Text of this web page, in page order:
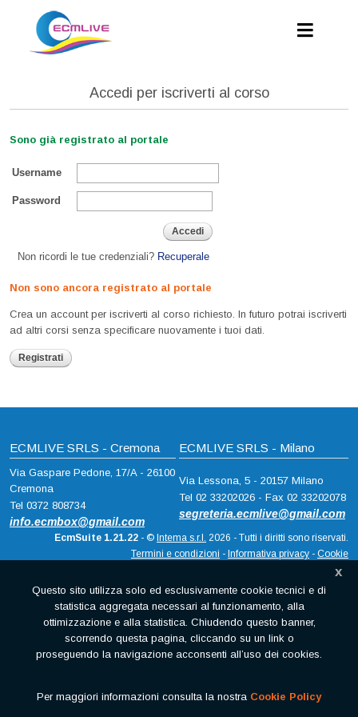
Accedi per iscriverti al corso
Sono già registrato al portale
Username
Password
Accedi
Non ricordi le tue credenziali? Recuperale
Non sono ancora registrato al portale
Crea un account per iscriverti al corso richiesto. In futuro potrai iscriverti
ad altri corsi senza specificare nuovamente i tuoi dati.
Registrati
ECMLIVE SRLS - Cremona ECMLIVE SRLS - Milano
Via Gaspare Pedone, 17/A - 26100
Cremona
Tel 0372 808734
info.ecmbox@gmail.com
Via Lessona, 5 - 20157 Milano
Tel 02 33202026 - Fax 02 33202078
segreteria.ecmlive@gmail.com
EcmSuite 1.21.22 - © Intema s.r.l. 2026 - Tutti i diritti sono riservati.
Termini e condizioni - Informativa privacy - Cookie
Questo sito utilizza solo ed esclusivamente cookie tecnici e di
statistica aggregata necessari al funzionamento, alla
ottimizzazione e alla statistica. Chiudendo questo banner,
scorrendo questa pagina, cliccando su un link o
proseguendo la navigazione acconsenti all’uso dei cookies.
Per maggiori informazioni consulta la nostra Cookie Policy
x